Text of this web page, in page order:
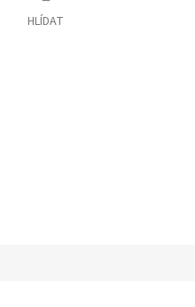
HLÍDAT